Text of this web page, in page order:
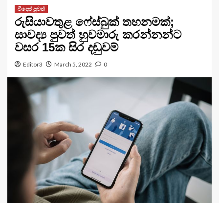
විදෙස් පුවත්
රුසියාවතුළ ෆේස්බුක් තහනමක්;
සාවද්‍ය පුවත් හුවමාරු කරන්නන්ට
වසර 15ක සිර දඬුවම්
Editor3 March 5, 2022 0